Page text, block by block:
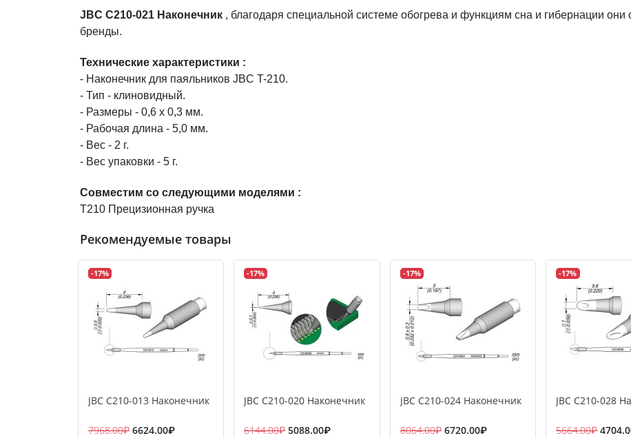
JBC C210-021 Наконечник , благодаря специальной системе обогрева и функциям сна и гибернации
бренды.
Технические характеристики :
- Наконечник для паяльников JBC T-210.
- Тип - клиновидный.
- Размеры - 0,6 х 0,3 мм.
- Рабочая длина - 5,0 мм.
- Вес - 2 г.
- Вес упаковки - 5 г.
Cовместим со следующими моделями :
T210 Прецизионная ручка
Рекомендуемые товары
-17%
JBC C210-013 Наконечник
7968.00₽ 6624.00₽
-17%
JBC C210-020 Наконечник
6144.00₽ 5088.00₽
-17%
JBC C210-024 Наконечник
8064.00₽ 6720.00₽
-17%
JBC C210-028
5664.00₽